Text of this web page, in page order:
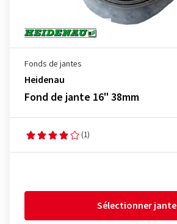
Fonds de jantes
Heidenau
Fond de jante 16" 38mm
(1)
Sélectionner jante